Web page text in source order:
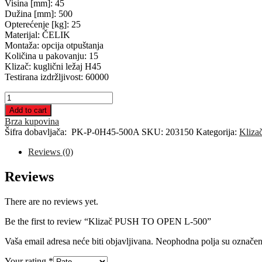
Visina [mm]: 45
Dužina [mm]: 500
Opterećenje [kg]: 25
Materijal: ČELIK
Montaža: opcija otpuštanja
Količina u pakovanju: 15
Klizač: kuglični ležaj H45
Testirana izdržljivost: 60000
Klizač
PUSH
TO
OPEN
L-
quantity
Add to cart
Brza kupovina
Šifra dobavljača: PK-P-0H45-500A SKU: 203150 Kategorija:
Reviews (0)
Reviews
There are no reviews yet.
Be the first to review “Klizač PUSH TO OPEN L-500”
Vaša email adresa neće biti objavljivana. Neophodna polja su